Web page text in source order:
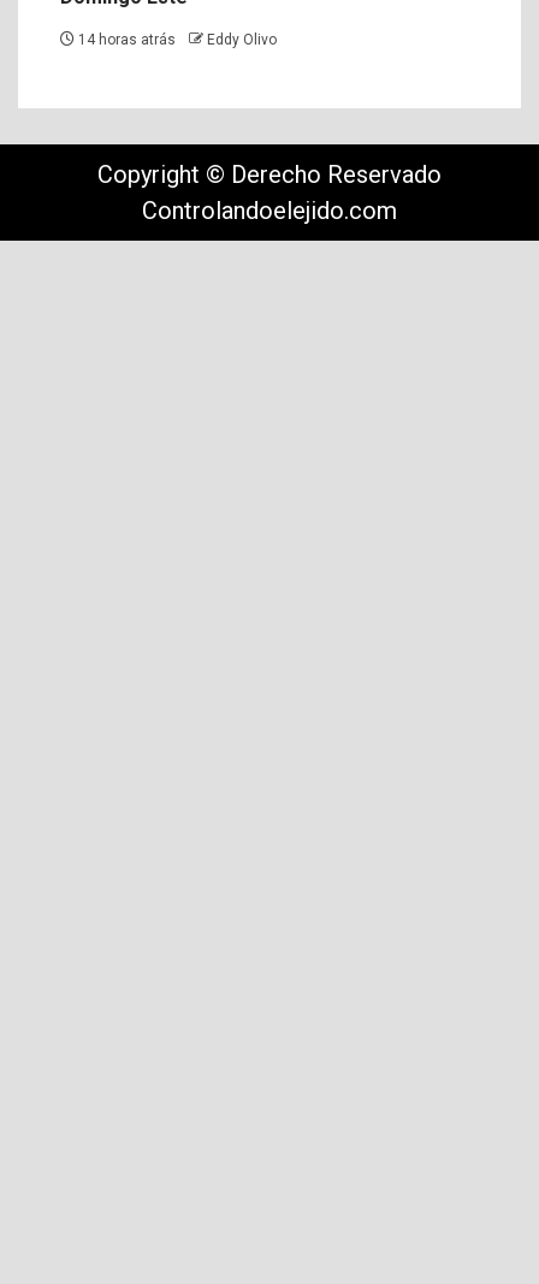
14 horas atrás Eddy Olivo
Copyright © Derecho Reservado
Controlandoelejido.com